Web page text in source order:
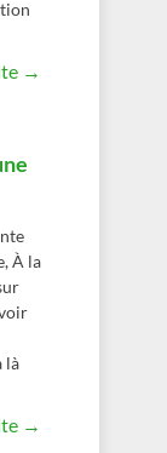
→
À la
là
→